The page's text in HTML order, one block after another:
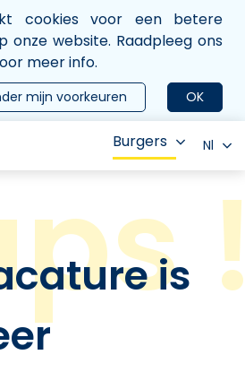
cookies voor een betere
onze website. Raadpleeg ons
meer info.
OK
mijn voorkeuren
Burgers Nl
is